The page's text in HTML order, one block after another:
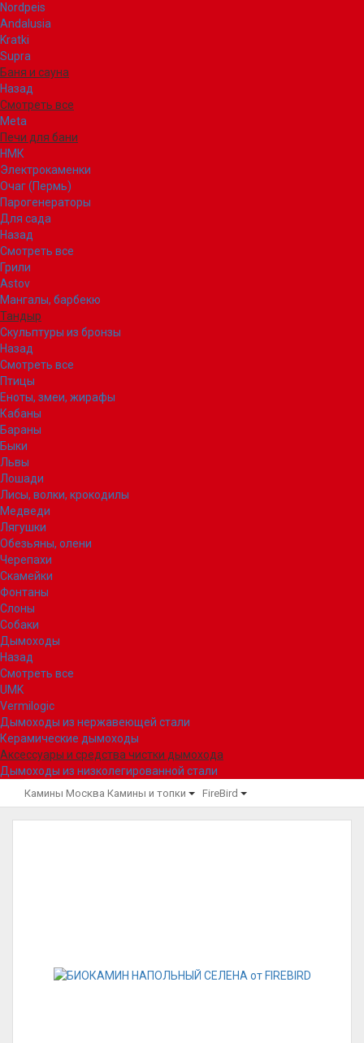
Nordpeis
Andalusia
Kratki
Supra
Баня и сауна
Назад
Смотреть все
Meta
Печи для бани
НМК
Электрокаменки
Очаг (Пермь)
Парогенераторы
Для сада
Назад
Смотреть все
Грили
Astov
Мангалы, барбекю
Тандыр
Скульптуры из бронзы
Назад
Смотреть все
Птицы
Еноты, змеи, жирафы
Кабаны
Бараны
Быки
Львы
Лошади
Лисы, волки, крокодилы
Медведи
Лягушки
Обезьяны, олени
Черепахи
Скамейки
Фонтаны
Слоны
Собаки
Дымоходы
Назад
Смотреть все
UMK
Vermilogic
Дымоходы из нержавеющей стали
Керамические дымоходы
Аксессуары и средства чистки дымохода
Дымоходы из низколегированной стали
Камины Москва Камины и топки FireBird